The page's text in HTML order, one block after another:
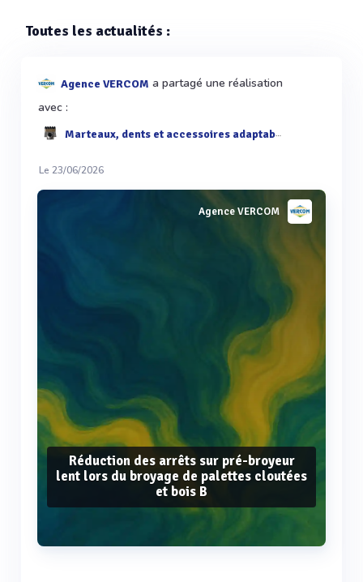
Toutes les actualités :
Agence VERCOM a partagé une réalisation
avec :
Marteaux, dents et accessoires adaptables aux broyeurs et cribles DOPPSTADT
Le 23/06/2026
Agence VERCOM
Réduction des arrêts sur pré-broyeur
lent lors du broyage de palettes cloutées
et bois B